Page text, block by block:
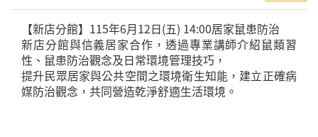
【新店分館】115年6月12日(五) 14:00居家鼠患防治
新店分館與信義居家合作，透過專業講師介紹鼠類習
性、鼠患防治觀念及日常環境管理技巧，
提升民眾居家與公共空間之環境衛生知能，建立正確病
媒防治觀念，共同營造乾淨舒適生活環境。